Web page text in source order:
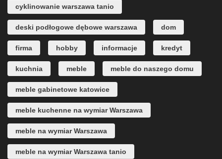
cyklinowanie warszawa tanio
deski podłogowe dębowe warszawa dom
firma hobby informacje kredyt
kuchnia meble meble do naszego domu
meble gabinetowe katowice
meble kuchenne na wymiar Warszawa
meble na wymiar Warszawa
meble na wymiar Warszawa tanio